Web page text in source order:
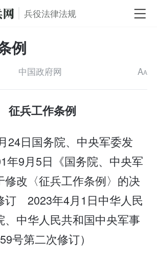
兵役法律法规
例
中国政府网 AA
征兵工作条例
24日国务院、中央军委发
9月5日《国务院、中央军
修改〈征兵工作条例〉的决
订 2023年4月1日中华人民
、中华人民共和国中央军事
号第二次修订）